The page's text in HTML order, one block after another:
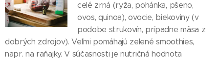
celé zrná (ryža, pohánka, pšeno,
ovos, quinoa), ovocie, biekoviny (v
podobe strukovín, prípadne mäsa z
dobrých zdrojov). Veľmi pomáhajú zelené smoothies,
napr. na raňajky. V súčasnosti je nutričná hodnota